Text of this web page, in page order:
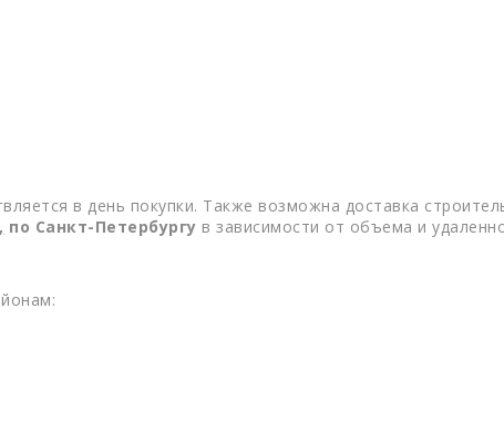
в день покупки. Также возможна доставка
по Санкт-Петербургу в зависимости от объема и